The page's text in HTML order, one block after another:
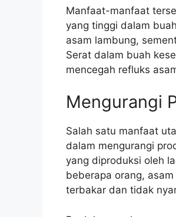
Manfaat-manfaat
yang tinggi dalam
asam lambung,
Serat dalam buah
mencegah refluks
Mengurangi
Salah satu manfaat
dalam mengurangi
yang diproduksi oleh
beberapa orang,
terbakar dan tidak